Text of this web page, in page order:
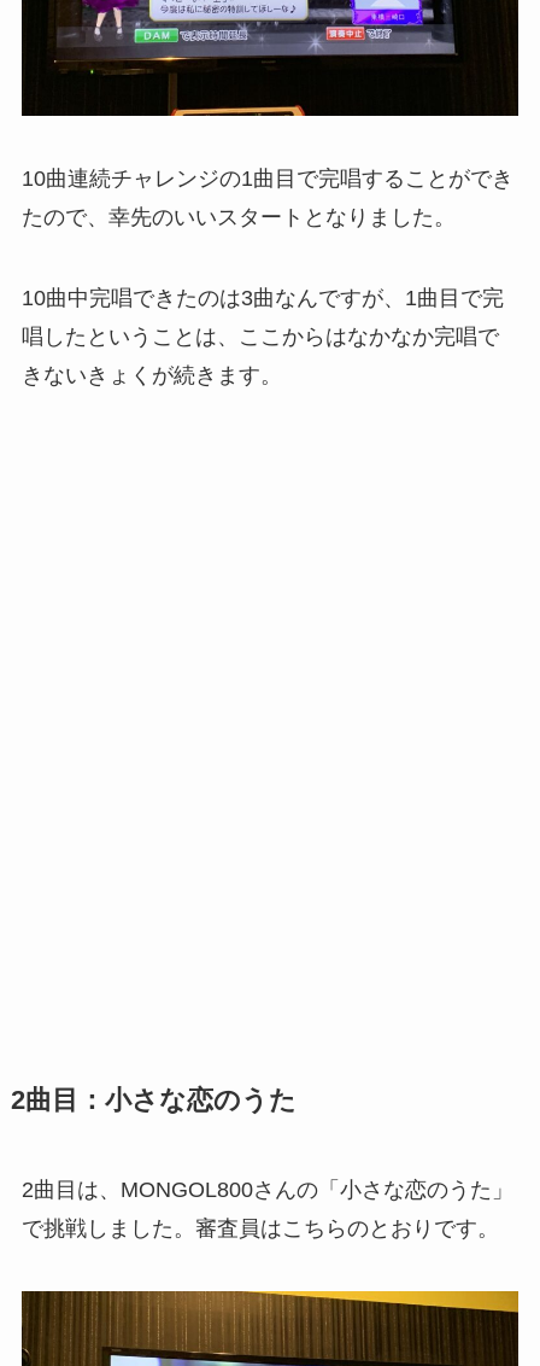
10曲連続チャレンジの1曲目で完唱することができ
たので、幸先のいいスタートとなりました。
10曲中完唱できたのは3曲なんですが、1曲目で完
唱したということは、ここからはなかなか完唱で
きないきょくが続きます。
2曲目：小さな恋のうた
2曲目は、MONGOL800さんの「小さな恋のうた」
で挑戦しました。審査員はこちらのとおりです。